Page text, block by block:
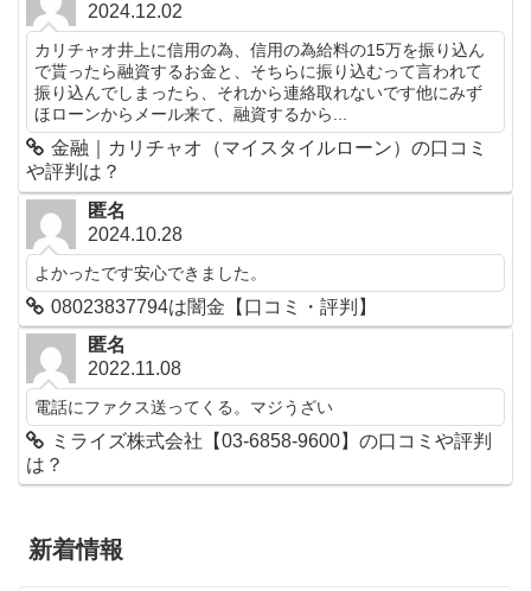
2024.12.02
カリチャオ井上に信用の為、信用の為給料の15万を振り込ん
で貰ったら融資するお金と、そちらに振り込むって言われて
振り込んでしまったら、それから連絡取れないです他にみず
ほローンからメール来て、融資するから...
金融｜カリチャオ（マイスタイルローン）の口コミ
や評判は？
匿名
2024.10.28
よかったです安心できました。
08023837794は闇金【口コミ・評判】
匿名
2022.11.08
電話にファクス送ってくる。マジうざい
ミライズ株式会社【03-6858-9600】の口コミや評判
は？
新着情報